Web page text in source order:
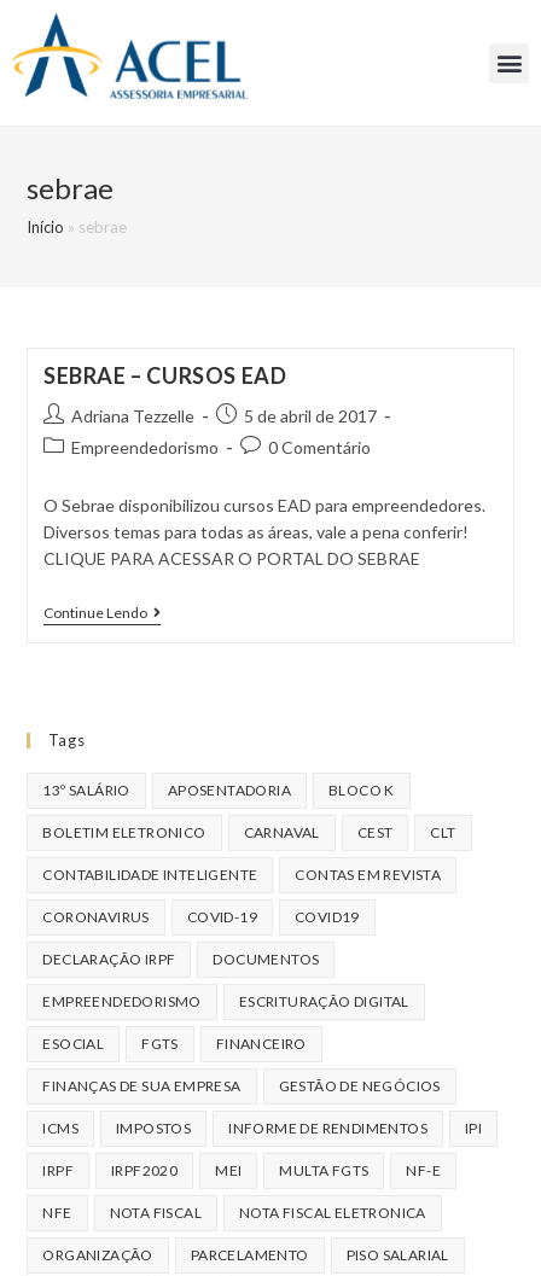
sebrae
Início » sebrae
SEBRAE – CURSOS EAD
Adriana Tezzelle
5 de abril de 2017
Empreendedorismo
0 Comentário
O Sebrae disponibilizou cursos EAD para empreendedores.
Diversos temas para todas as áreas, vale a pena conferir!
CLIQUE PARA ACESSAR O PORTAL DO SEBRAE
Continue Lendo
Tags
13º SALÁRIO APOSENTADORIA BLOCO K
BOLETIM ELETRONICO CARNAVAL CEST CLT
CONTABILIDADE INTELIGENTE CONTAS EM REVISTA
CORONAVIRUS COVID-19 COVID19
DECLARAÇÃO IRPF DOCUMENTOS
EMPREENDEDORISMO ESCRITURAÇÃO DIGITAL
ESOCIAL FGTS FINANCEIRO
FINANÇAS DE SUA EMPRESA GESTÃO DE NEGÓCIOS
ICMS IMPOSTOS INFORME DE RENDIMENTOS IPI
IRPF IRPF2020 MEI MULTA FGTS NF-E
NFE NOTA FISCAL NOTA FISCAL ELETRONICA
ORGANIZAÇÃO PARCELAMENTO PISO SALARIAL